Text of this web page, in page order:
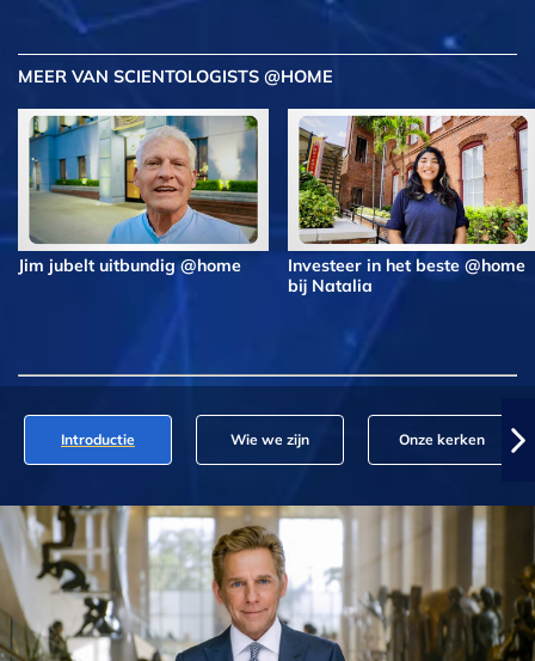
MEER VAN SCIENTOLOGISTS @HOME
Jim jubelt uitbundig @home
Investeer in het beste @home
bij Natalia
Introductie Wie we zijn Onze kerken